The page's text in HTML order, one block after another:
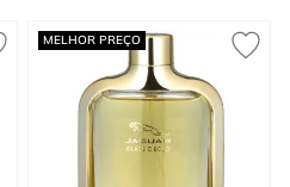
MELHOR PREÇO